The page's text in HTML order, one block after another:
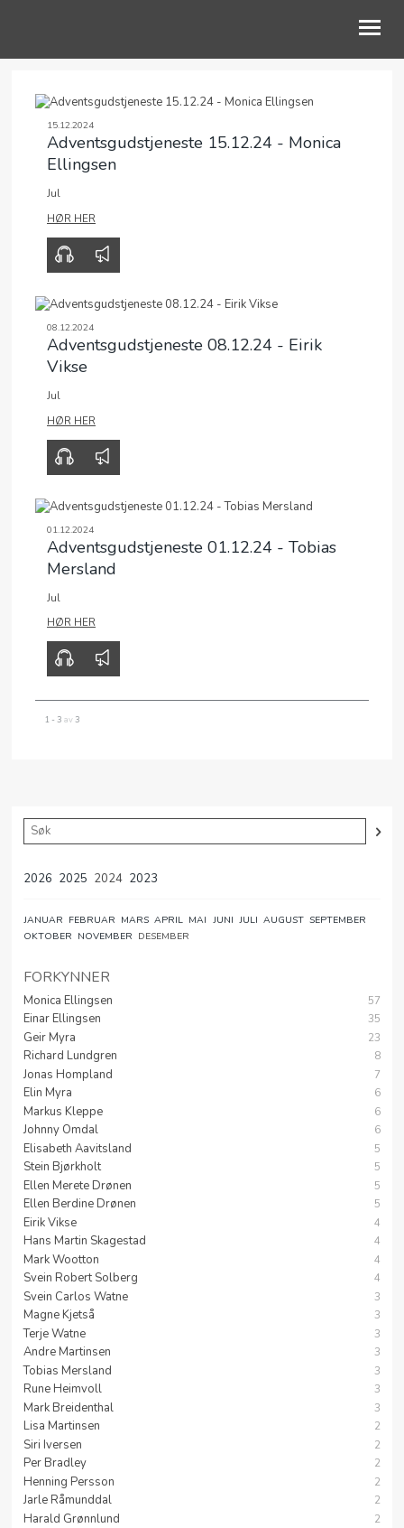
OM OSS
BLI MED
TALER
JEG VIL BIDRA
15.12.2024
Adventsgudstjeneste 15.12.24 - Monica
Ellingsen
Jul
HØR HER
08.12.2024
Adventsgudstjeneste 08.12.24 - Eirik
Vikse
Jul
HØR HER
01.12.2024
Adventsgudstjeneste 01.12.24 - Tobias
Mersland
Jul
HØR HER
1 - 3av 3
2026 2025 2024 2023
JANUAR FEBRUAR MARS APRIL MAI JUNI JULI AUGUST SEPTEMBER
OKTOBER NOVEMBER DESEMBER
FORKYNNER
Monica Ellingsen 57
Einar Ellingsen 35
Geir Myra 23
Richard Lundgren 8
Jonas Hompland 7
Elin Myra 6
Markus Kleppe 6
Johnny Omdal 6
Elisabeth Aavitsland 5
Stein Bjørkholt 5
Ellen Merete Drønen 5
Ellen Berdine Drønen 5
Eirik Vikse 4
Hans Martin Skagestad 4
Mark Wootton 4
Svein Robert Solberg 4
Svein Carlos Watne 3
Magne Kjetså 3
Terje Watne 3
Andre Martinsen 3
Tobias Mersland 3
Rune Heimvoll 3
Mark Breidenthal 3
Lisa Martinsen 2
Siri Iversen 2
Per Bradley 2
Henning Persson 2
Jarle Råmunddal 2
Harald Grønnlund 2